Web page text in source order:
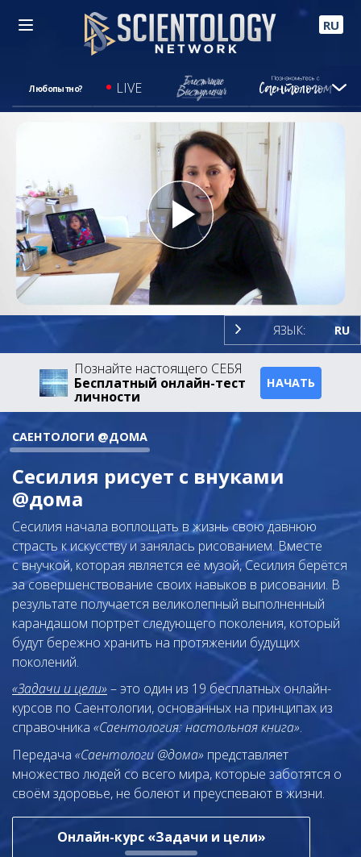
RU
Любопытно? LIVE
Play
Video
ЯЗЫК: RU
Познайте настоящего СЕБЯ
Бесплатный онлайн-тест
личности
НАЧАТЬ
САЕНТОЛОГИ @ДОМА
Сесилия рисует с внуками
@дома
Сесилия начала воплощать в жизнь свою давнюю
страсть к искусству и занялась рисованием. Вместе
с внучкой, которая является её музой, Сесилия берётся
за совершенствование своих навыков в рисовании. В
результате получается великолепный выполненный
карандашом портрет следующего поколения, который
будут бережно хранить на протяжении будущих
поколений.
«Задачи и цели» – это один из 19 бесплатных онлайн-
курсов по Саентологии, основанных на принципах из
справочника «Саентология: настольная книга».
Передача «Саентологи @дома» представляет
множество людей со всего мира, которые заботятся о
своём здоровье, не болеют и преуспевают в жизни.
Онлайн-курс «Задачи и цели»